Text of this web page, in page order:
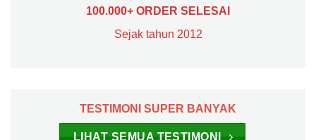
100.000+ ORDER SELESAI
Sejak tahun 2012
TESTIMONI SUPER BANYAK
LIHAT SEMUA TESTIMONI